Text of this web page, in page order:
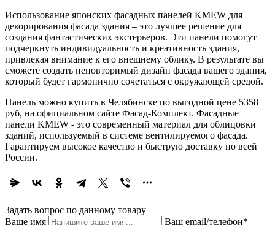
Использование японских фасадных панелей KMEW для
декорирования фасада здания – это лучшее решение для
создания фантастических экстерьеров. Эти панели помогут
подчеркнуть индивидуальность и креативность здания,
привлекая внимание к его внешнему облику. В результате вы
сможете создать неповторимый дизайн фасада вашего здания,
который будет гармонично сочетаться с окружающей средой.
Панель можно купить в Челябинске по выгодной цене 5358
руб, на официальном сайте Фасад-Комплект. Фасадные
панели KMEW - это современный материал для облицовки
зданий, используемый в системе вентилируемого фасада.
Гарантируем высокое качество и быструю доставку по всей
России.
Задать вопрос по данному товару
Ваше имя
Ваш email/телефон*